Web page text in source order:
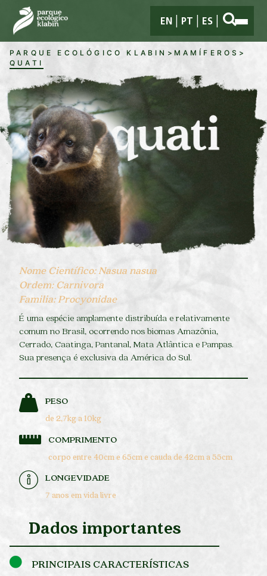
Pular para o Conteúdo principal
EN PT ES
PARQUE ECOLÓGICO KLABIN > MAMÍFEROS >
QUATI
Nome Científico: Nasua nasua
Ordem: Carnivora
Familia: Procyonidae
É uma espécie amplamente distribuída e relativamente
comum no Brasil, ocorrendo nos biomas Amazônia,
Cerrado, Caatinga, Pantanal, Mata Atlântica e Pampas.
Sua presença é exclusiva da América do Sul.
PESO
de 2,7kg a 10kg
COMPRIMENTO
corpo entre 40cm e 65cm e cauda de 42cm a 55cm
LONGEVIDADE
7 anos em vida livre
Dados importantes
PRINCIPAIS CARACTERÍSTICAS